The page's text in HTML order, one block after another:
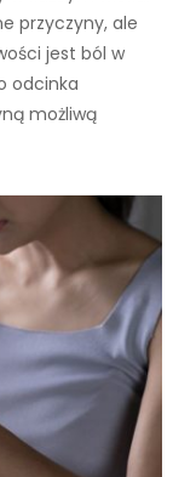
przyczyny, ale
jest ból w
odcinka
możliwą